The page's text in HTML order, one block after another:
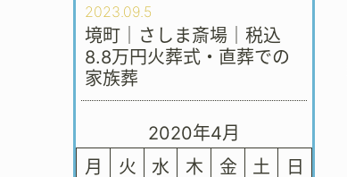
2023.09.5
境町｜さしま斎場｜税込
8.8万円火葬式・直葬での
家族葬
2020年4月
月
火 水 木 金 土
日